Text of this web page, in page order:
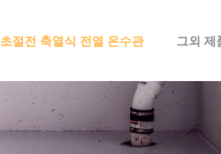
초절전 축열식 전열 온수관 그외 제